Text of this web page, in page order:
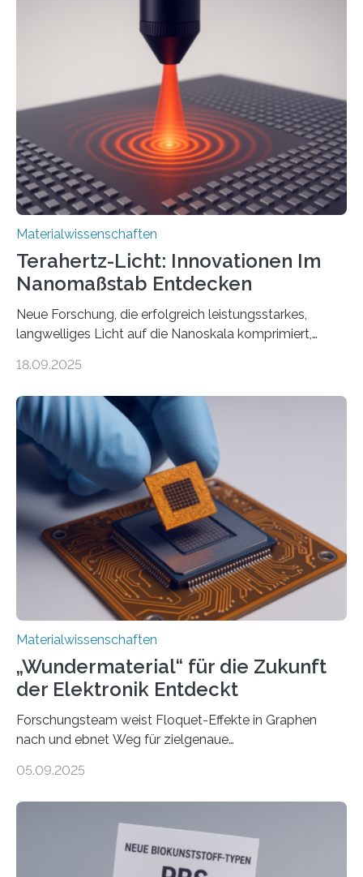
Nichtmetallen vorkommt und insbesondere für
Sensorik und Elektrotechnik von Interesse ist. Über ihre
Erkenntnisse berichten die Forschenden im Journal of
the American Chemical Society. —What for?
Materialien, die gleichzeitig Strom leiten und Licht
beeinflussen können, sind für viele moderne
Technologien…
Materialwissenschaften
Terahertz-Licht: Innovationen Im
Nanomaßstab Entdecken
Neue Forschung, die erfolgreich leistungsstarkes,
langwelliges Licht auf die Nanoskala komprimiert,
optoelektronischen Geräten ermöglichen, geleitet von
Forschung, die erfolgreich leistungsstarkes,
langwelliges Licht auf die Nanoskala komprimiert,
könnte Fortschritte in der Terahertz-Optik und bei
optoelektronischen Geräten ermöglichen, geleitet von
Vanderbilt und dem Fritz-Haber-Institut Josh Caldwell,
Professor für Maschinenbau und Direktor des
interdisziplinären Graduiertenprogramms für
Materialwissenschaften an der Vanderbilt University,
und Alexander Paarmann vom Fritz-Haber-Institut
leiteten ein internationales Forschungsprojekt, das…
18.09.2025
Materialwissenschaften
„Wundermaterial“ für die Zukunft
der Elektronik Entdeckt
Forschungsteam weist Floquet-Effekte in Graphen
nach und ebnet Weg für zielgenaue
– nur eine Atomlage dick, aber extrem leitfähig und
Sensoren, leistungsstarken Batterien und effizienten
Solarzellen. Eine neue Studie hebt das Potenzial nun
05.09.2025